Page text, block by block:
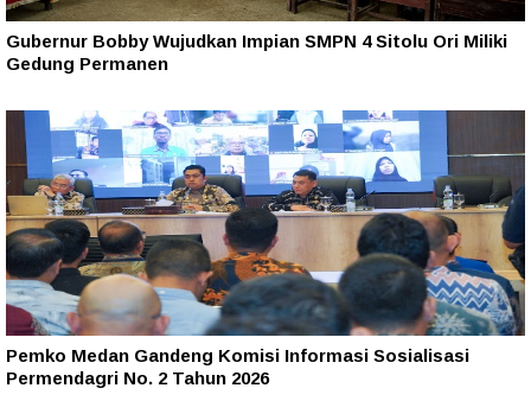
Gubernur Bobby Wujudkan Impian SMPN 4 Sitolu Ori Miliki
Gedung Permanen
Pemko Medan Gandeng Komisi Informasi Sosialisasi
Permendagri No. 2 Tahun 2026